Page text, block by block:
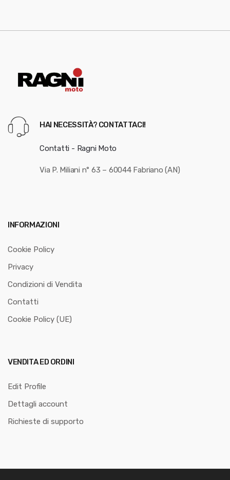
HAI NECESSITÀ? CONTATTACI!
Contatti - Ragni Moto
Via P. Miliani n° 63 – 60044 Fabriano (AN)
INFORMAZIONI
Cookie Policy
Privacy
Condizioni di Vendita
Contatti
Cookie Policy (UE)
VENDITA ED ORDINI
Edit Profile
Dettagli account
Richieste di supporto